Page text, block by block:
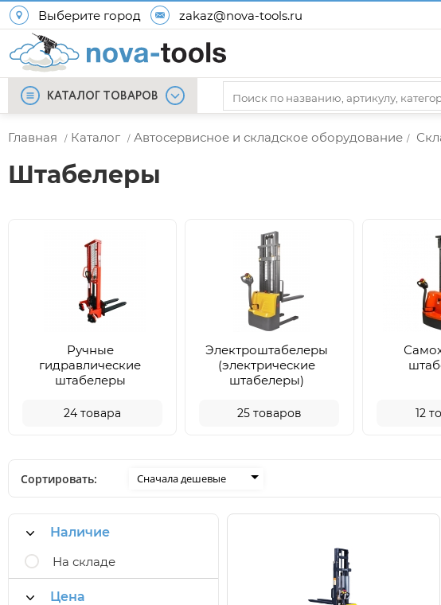
Выберите город zakaz@nova-tools.ru
КАТАЛОГ ТОВАРОВ
Главная / Каталог / Автосервисное и складское оборудование /
Штабелеры
Ручные
гидравлические
штабелеры
24товара
Электроштабелеры
(электрические
штабелеры)
25 товаров 12
Сортировать: Сначала дешевые
Наличие
На складе
Цена